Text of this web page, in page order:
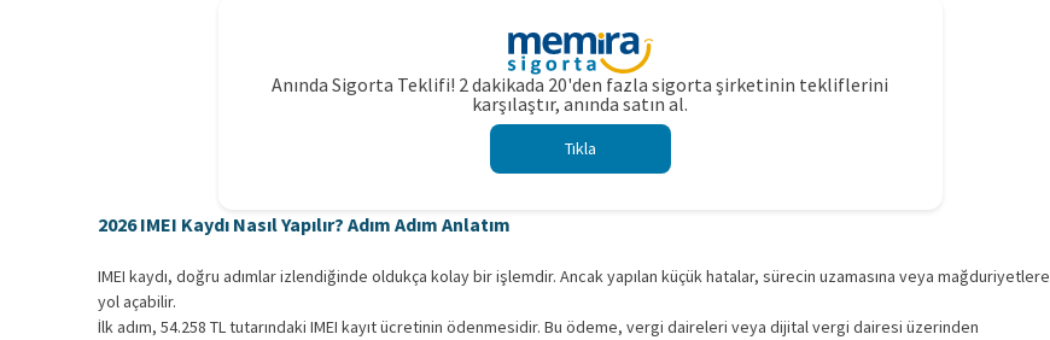
Anında Sigorta Teklifi! 2 dakikada 20'den fazla sigorta şirketinin tekliflerini
karşılaştır, anında satın al.
Tıkla
2026 IMEI Kaydı Nasıl Yapılır? Adım Adım Anlatım
IMEI kaydı, doğru adımlar izlendiğinde oldukça kolay bir işlemdir. Ancak yapılan küçük hatalar, sürecin uzamasına veya mağduriyetlere
yol açabilir.
İlk adım, 54.258 TL tutarındaki IMEI kayıt ücretinin ödenmesidir. Bu ödeme, vergi daireleri veya dijital vergi dairesi üzerinden